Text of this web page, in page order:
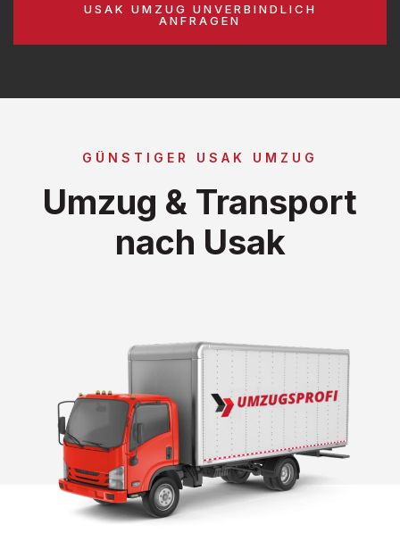
USAK UMZUG UNVERBINDLICH
ANFRAGEN
GÜNSTIGER USAK UMZUG
Umzug & Transport
nach Usak